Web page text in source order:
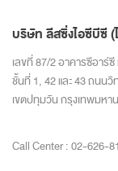
บริษัท ลีสซิ่งไอซีบีซี
เลขที่ 87/2 อาคารซีอาร์
ชั้นที่ 1, 42 และ 43 ถนน
เขตปทุมวัน กรุงเทพมหา
Call Center :02-626-